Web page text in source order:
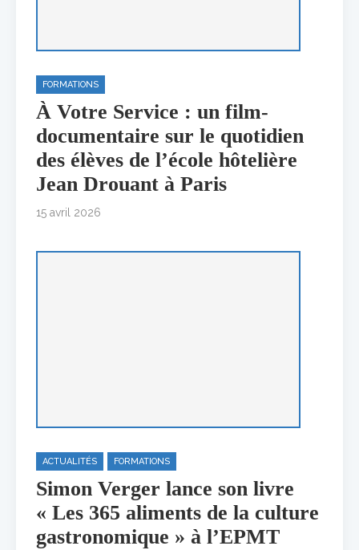
FORMATIONS
À Votre Service : un film-
documentaire sur le quotidien
des élèves de l’école hôtelière
Jean Drouant à Paris
15 avril 2026
ACTUALITÉS FORMATIONS
Simon Verger lance son livre
« Les 365 aliments de la culture
gastronomique » à l’EPMT